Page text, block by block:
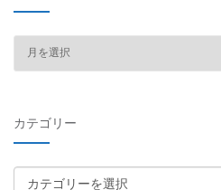
ブ
カテゴリー